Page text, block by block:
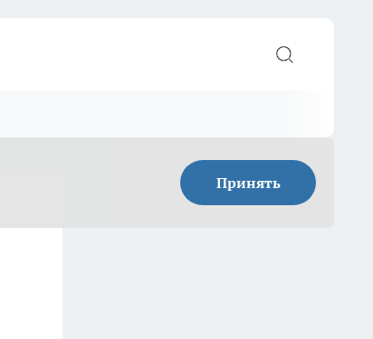
Принять